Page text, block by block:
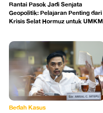
Rantai Pasok Jadi Senjata
Geopolitik: Pelajaran Penting dari
Krisis Selat Hormuz untuk UMKM
Bedah Kasus